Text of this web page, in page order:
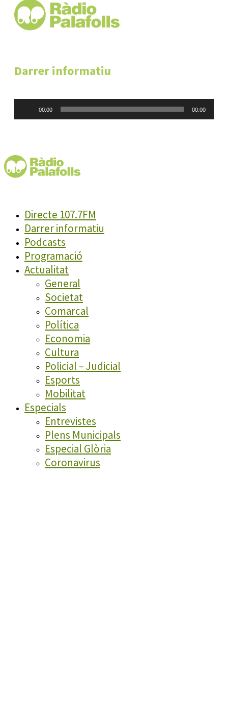
Darrer informatiu
00:00 00:00
Directe 107.7FM
Darrer informatiu
Podcasts
Programació
Actualitat
General
Societat
Comarcal
Política
Economia
Cultura
Policial – Judicial
Esports
Mobilitat
Especials
Entrevistes
Plens Municipals
Especial Glòria
Coronavirus